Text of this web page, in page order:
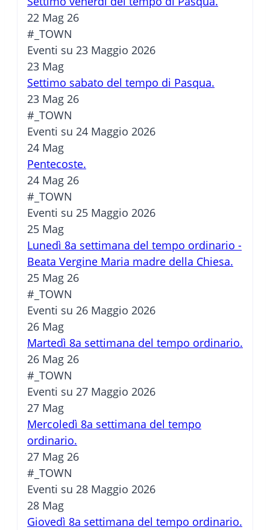
22 Mag 26
#_TOWN
Eventi su 23 Maggio 2026
23 Mag
Settimo sabato del tempo di Pasqua.
23 Mag 26
#_TOWN
Eventi su 24 Maggio 2026
24 Mag
Pentecoste.
24 Mag 26
#_TOWN
Eventi su 25 Maggio 2026
25 Mag
Lunedì 8a settimana del tempo ordinario -
Beata Vergine Maria madre della Chiesa.
25 Mag 26
#_TOWN
Eventi su 26 Maggio 2026
26 Mag
Martedì 8a settimana del tempo ordinario.
26 Mag 26
#_TOWN
Eventi su 27 Maggio 2026
27 Mag
Mercoledì 8a settimana del tempo
ordinario.
27 Mag 26
#_TOWN
Eventi su 28 Maggio 2026
28 Mag
Giovedì 8a settimana del tempo ordinario.